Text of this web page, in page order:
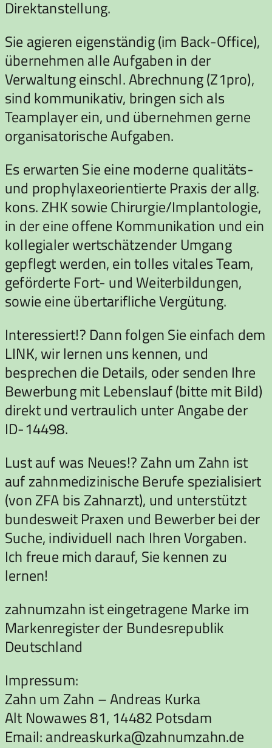
Direktanstellung.
Sie agieren eigenständig (im Back-Office),
übernehmen alle Aufgaben in der
Verwaltung einschl. Abrechnung (Z1pro),
sind kommunikativ, bringen sich als
Teamplayer ein, und übernehmen gerne
organisatorische Aufgaben.
Es erwarten Sie eine moderne qualitäts-
und prophylaxeorientierte Praxis der allg.
kons. ZHK sowie Chirurgie/Implantologie,
in der eine offene Kommunikation und ein
kollegialer wertschätzender Umgang
gepflegt werden, ein tolles vitales Team,
geförderte Fort- und Weiterbildungen,
sowie eine übertarifliche Vergütung.
Interessiert!? Dann folgen Sie einfach dem
LINK, wir lernen uns kennen, und
besprechen die Details, oder senden Ihre
Bewerbung mit Lebenslauf (bitte mit Bild)
direkt und vertraulich unter Angabe der
ID-14498.
Lust auf was Neues!? Zahn um Zahn ist
auf zahnmedizinische Berufe spezialisiert
(von ZFA bis Zahnarzt), und unterstützt
bundesweit Praxen und Bewerber bei der
Suche, individuell nach Ihren Vorgaben.
Ich freue mich darauf, Sie kennen zu
lernen!
zahnumzahn ist eingetragene Marke im
Markenregister der Bundesrepublik
Deutschland
Impressum:
Zahn um Zahn – Andreas Kurka
Alt Nowawes 81, 14482 Potsdam
Email: andreaskurka@zahnumzahn.de